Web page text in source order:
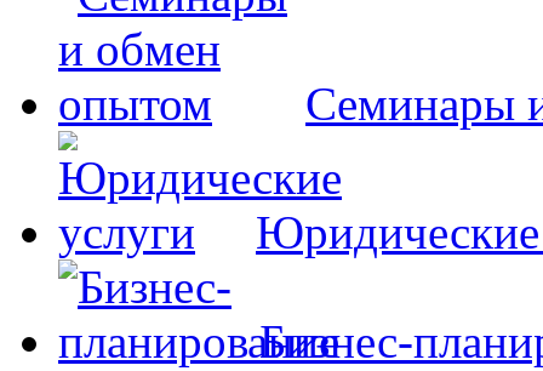
Семинары
Юридические
Бизнес-